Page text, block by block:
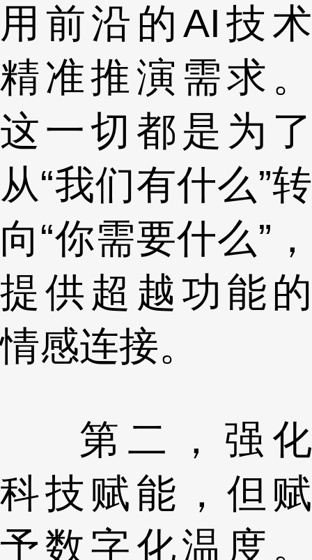
用前沿的AI技术
精准推演需求。
这一切都是为了
从“我们有什么”转
向“你需要什么”，
提供超越功能的
情感连接。
第二，强化
科技赋能，但赋
予数字化温度。